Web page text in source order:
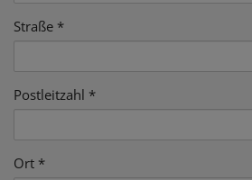
Straße
Postleitzahl
Ort